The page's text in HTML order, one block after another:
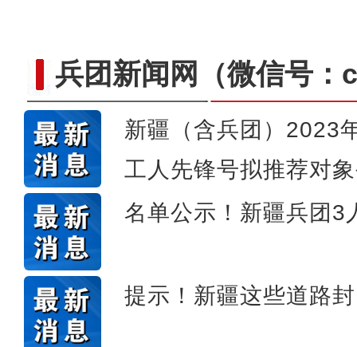
兵团新闻网 （微信号
新疆（含兵团）2023
工人先锋号拟推荐对
名单公示！新疆兵团3
提示！新疆这些道路
实拍新疆乌孙山